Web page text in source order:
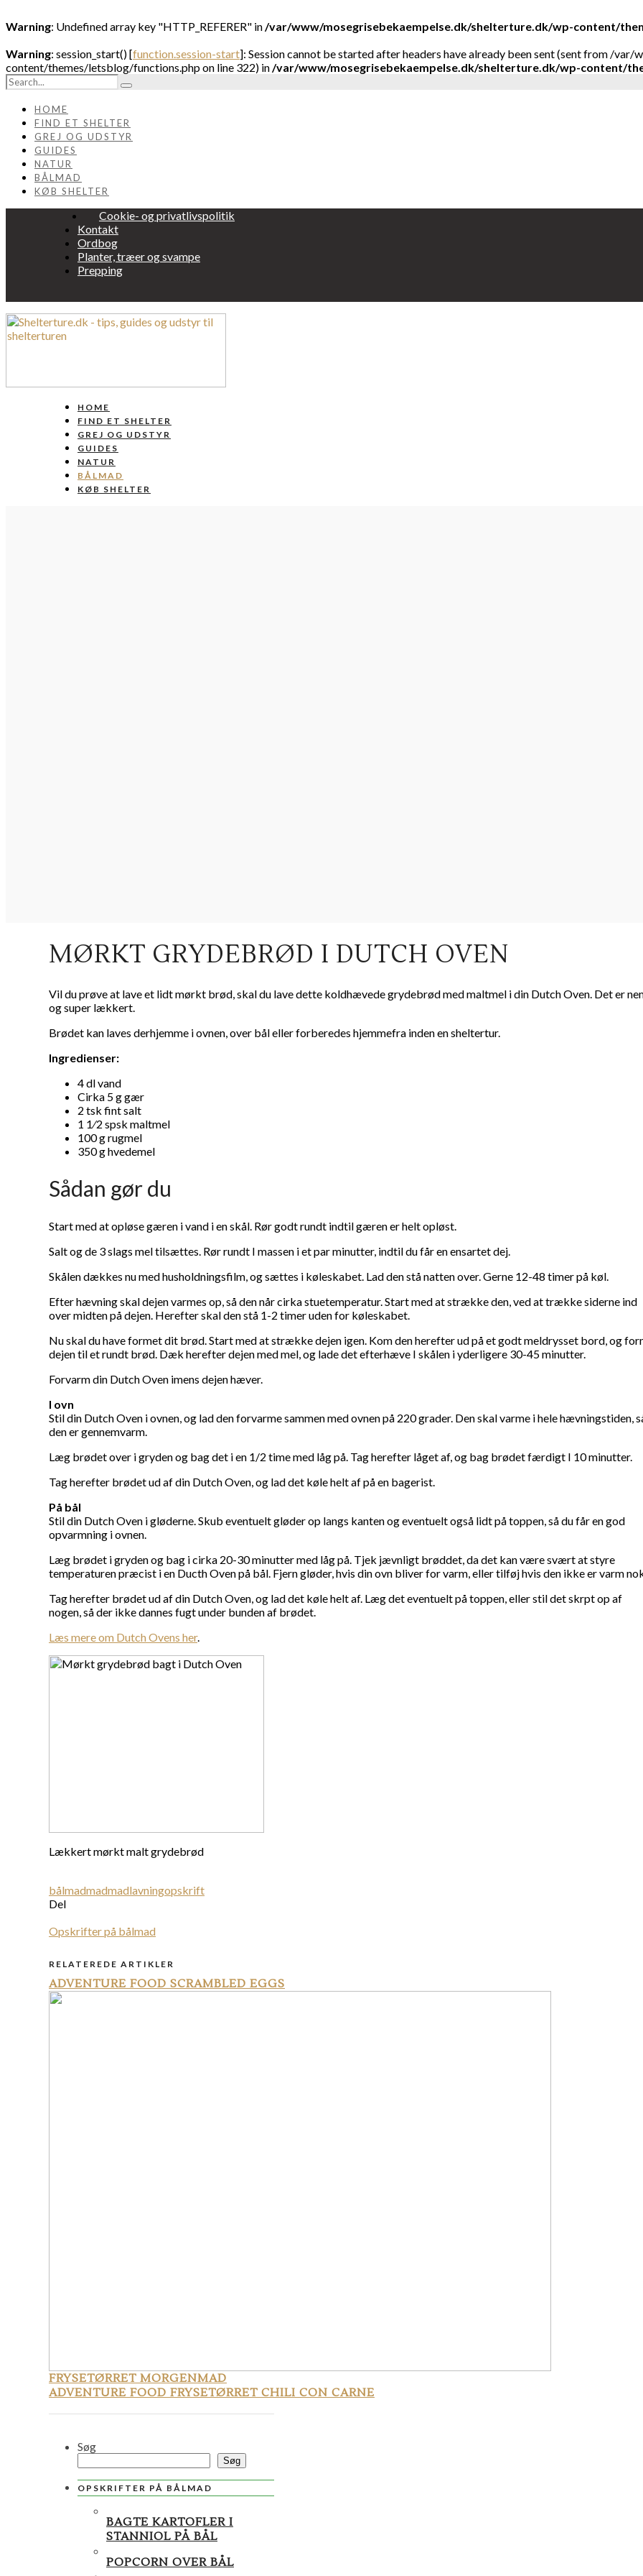
Warning: Undefined array key "HTTP_REFERER" in/var/www/mosegrisebekaempelse.dk/shelterture.dk/wp-content/
Warning: session_start() [function.session-start]: Session cannot be started after headers have already been sent (sent from /
content/themes/letsblog/functions.php on line 322) in/var/www/mosegrisebekaempelse.dk/shelterture.dk/wp-content/
HOME
FIND ET SHELTER
GREJ OG UDSTYR
GUIDES
NATUR
BÅLMAD
KØB SHELTER
Cookie- og privatlivspolitik
Kontakt
Ordbog
Planter, træer og svampe
Prepping
HOME
FIND ET SHELTER
GREJ OG UDSTYR
GUIDES
NATUR
BÅLMAD
KØB SHELTER
MØRKT GRYDEBRØD I DUTCH OVEN
Vil du prøve at lave et lidt mørkt brød, skal du lave dette koldhævede grydebrød med maltmel i din Dutch Oven. Det er
og super lækkert.
Brødet kan laves derhjemme i ovnen, over bål eller forberedes hjemmefra inden en sheltertur.
Ingredienser:
4 dl vand
Cirka 5 g gær
2 tsk fint salt
1 1⁄2 spsk maltmel
100 g rugmel
350 g hvedemel
Sådan gør du
Start med at opløse gæren i vand i en skål. Rør godt rundt indtil gæren er helt opløst.
Salt og de 3 slags mel tilsættes. Rør rundt I massen i et par minutter, indtil du får en ensartet dej.
Skålen dækkes nu med husholdningsfilm, og sættes i køleskabet. Lad den stå natten over. Gerne 12-48 timer på køl.
Efter hævning skal dejen varmes op, så den når cirka stuetemperatur. Start med at strække den, ved at trække siderne ind
over midten på dejen. Herefter skal den stå 1-2 timer uden for køleskabet.
Nu skal du have formet dit brød. Start med at strække dejen igen. Kom den herefter ud på et godt meldrysset bord, og
dejen til et rundt brød. Dæk herefter dejen med mel, og lade det efterhæve I skålen i yderligere 30-45 minutter.
Forvarm din Dutch Oven imens dejen hæver.
I ovn
Stil din Dutch Oven i ovnen, og lad den forvarme sammen med ovnen på 220 grader. Den skal varme i hele hævningstiden,
den er gennemvarm.
Læg brødet over i gryden og bag det i en 1/2 time med låg på. Tag herefter låget af, og bag brødet færdigt I 10 minutter.
Tag herefter brødet ud af din Dutch Oven, og lad det køle helt af på en bagerist.
På bål
Stil din Dutch Oven i gløderne. Skub eventuelt gløder op langs kanten og eventuelt også lidt på toppen, så du får en god
opvarmning i ovnen.
Læg brødet i gryden og bag i cirka 20-30 minutter med låg på. Tjek jævnligt brøddet, da det kan være svært at styre
temperaturen præcist i en Ducth Oven på bål. Fjern gløder, hvis din ovn bliver for varm, eller tilføj hvis den ikke er varm
Tag herefter brødet ud af din Dutch Oven, og lad det køle helt af. Læg det eventuelt på toppen, eller stil det skrpt op af
nogen, så der ikke dannes fugt under bunden af brødet.
Læs mere om Dutch Ovens her.
Lækkert mørkt malt grydebrød
bålmadmadmadlavningopskrift
Del
Opskrifter på bålmad
RELATEREDE ARTIKLER
ADVENTURE FOOD SCRAMBLED EGGS
FRYSETØRRET MORGENMAD
ADVENTURE FOOD FRYSETØRRET CHILI CON CARNE
Søg
Søg
OPSKRIFTER PÅ BÅLMAD
BAGTE KARTOFLER I
STANNIOL PÅ BÅL
POPCORN OVER BÅL